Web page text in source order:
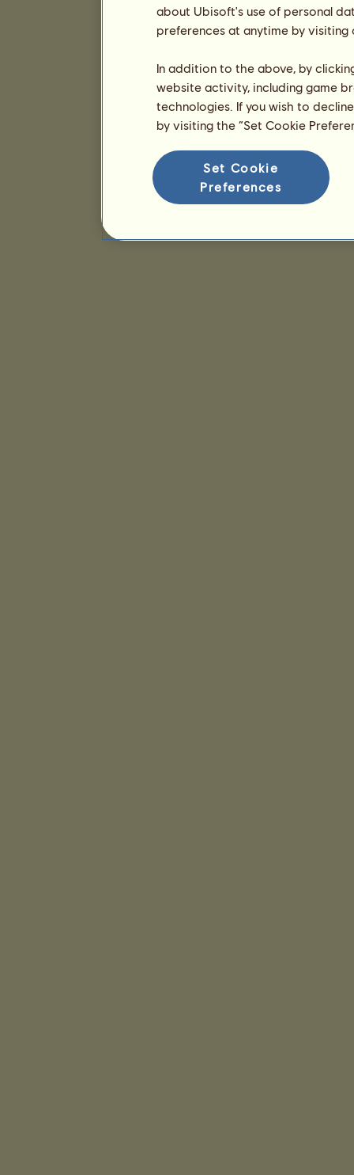
about Ubisoft's use of personal
preferences at anytime by
In addition to the above, by
website activity, including game
technologies. If you wish to
by visiting the “Set Cookie
Set Cookie
Preferences